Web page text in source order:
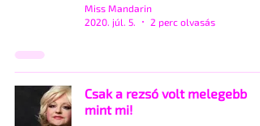
Miss Mandarin
2020. júl. 5.
2 perc olvasás
Csak a rezsó volt melegebb
mint mi!